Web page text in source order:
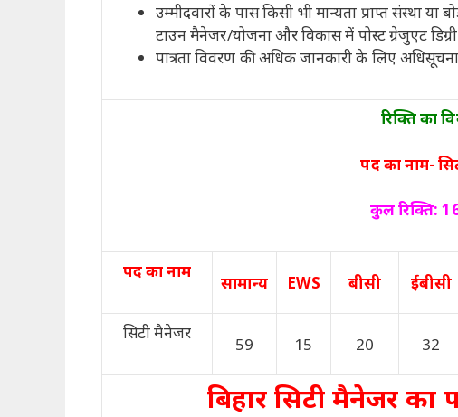
उम्मीदवारों के पास किसी भी मान्यता प्राप्त संस्था या
टाउन मैनेजर/योजना और विकास में पोस्ट ग्रेजुएट डिग्री
पात्रता विवरण की अधिक जानकारी के लिए
रिक्ति का
पद का नाम-
कुल रिक्ति:
पद का नाम
सामान्य EWS बीसी ईबीसी
सिटी मैनेजर
59 15 20 32
बिहार सिटी मैनेजर